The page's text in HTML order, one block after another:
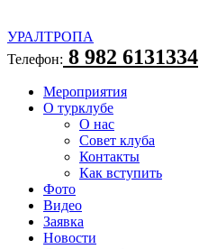
УРАЛТРОПА
Телефон: 8 982 6131334
Мероприятия
О турклубе
О нас
Совет клуба
Контакты
Как вступить
Фото
Видео
Заявка
Новости